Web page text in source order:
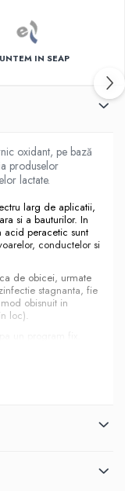
IN SEAP
oxidant, pe bază
produselor
lactate.
larg de aplicatii,
si a bauturilor. In
acid peracetic sunt
conductelor si
de obicei, urmate
stagnanta, fie
obisnuit in
loc).
in rezervoarele
frecventa a
de dezinfectie,
a indeparta
calitativa a
in reziduuri